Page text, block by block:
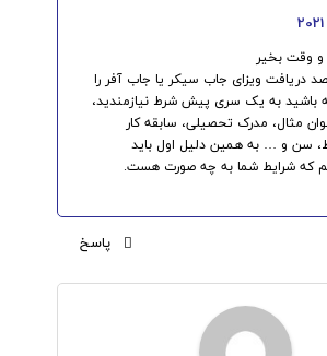
و وقت بخیر
دریافت ویزای جاب سیکر یا جاب آفر را
باشید به یک سری پیش شرط نیازمندید،
مثال، مدرک تحصیلی، سابقه کار
سن و … به همین دلیل اول باید
که شرایط شما به چه صورت هست.
پاسخ